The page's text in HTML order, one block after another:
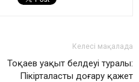
Келесі мақалада
Тоқаев уақыт белдеуі туралы:
Пікірталасты доғару қажет